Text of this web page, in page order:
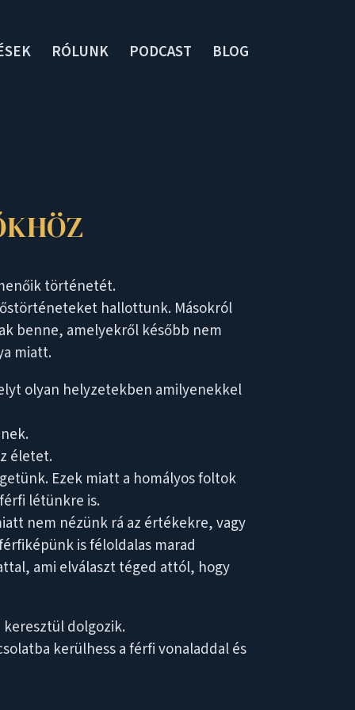
RÓLUNK PODCAST BLOG
történetét.
hallottunk. Másokról
benne, amelyekről később nem
miatt.
olyan helyzetekben amilyenekkel
életet.
Ezek miatt a homályos foltok
létünkre is.
nem nézünk rá az értékekre, vagy
is féloldalas marad
ami elválaszt téged attól, hogy
dolgozik.
kerülhess a férfi vonaladdal és